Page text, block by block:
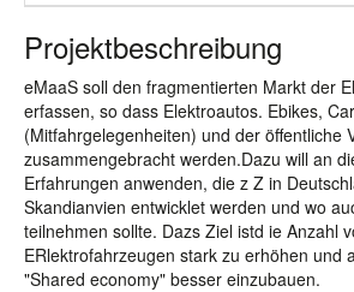
Projektbeschreibung
eMaaS soll den fragmentierten Markt der
erfassen, so dass Elektroautos. Ebikes,
(Mitfahrgelegenheiten) und der öffentliche
zusammengebracht werden.Dazu will an
Erfahrungen anwenden, die z Z in
Skandianvien entwicklet werden und wo
teilnehmen sollte. Dazs Ziel istd ie Anzahl
ERlektrofahrzeugen stark zu erhöhen und
"Shared economy" besser einzubauen.